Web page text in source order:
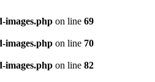
images.php on line 69
images.php on line 70
images.php on line 82